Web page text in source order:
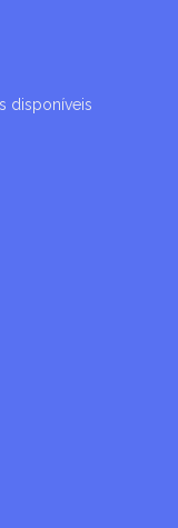
disponíveis